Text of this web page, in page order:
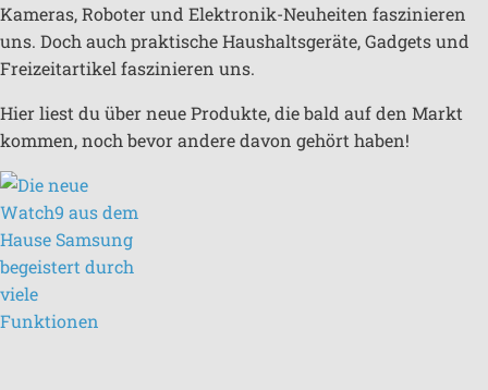
Kameras, Roboter und Elektronik-Neuheiten faszinieren
uns. Doch auch praktische Haushaltsgeräte, Gadgets und
Freizeitartikel faszinieren uns.
Hier liest du über neue Produkte, die bald auf den Markt
kommen, noch bevor andere davon gehört haben!